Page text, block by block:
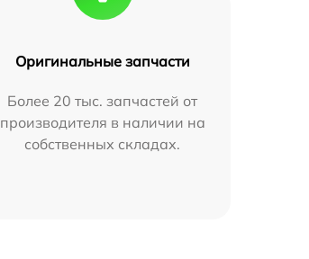
Оригинальные запчасти
Более 20 тыс. запчастей от
производителя в наличии на
собственных складах.